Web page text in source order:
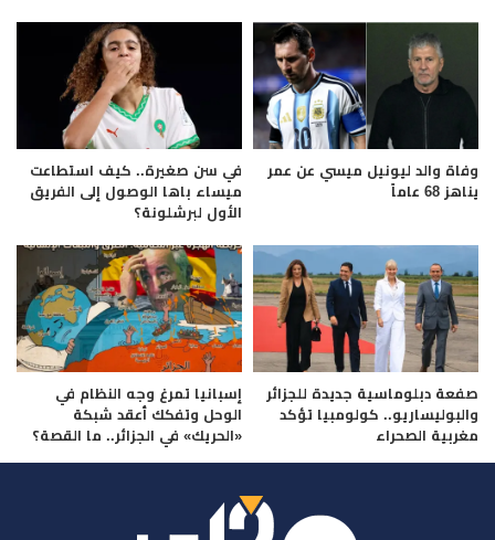
وفاة والد ليونيل ميسي عن عمر
يناهز 68 عاماً
في سن صغيرة.. كيف استطاعت
ميساء باها الوصول إلى الفريق
الأول لبرشلونة؟
صفعة دبلوماسية جديدة للجزائر
والبوليساريو.. كولومبيا تؤكد
مغربية الصحراء
إسبانيا تمرغ وجه النظام في
الوحل وتفكك أعقد شبكة
«الحريك» في الجزائر.. ما القصة؟